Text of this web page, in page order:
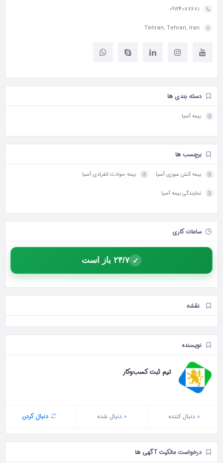
09124087681
Tehran, Tehran, Iran
دسته بندی ها
بیمه آسیا
برچسب ها
بیمه آتش سوزی آسیا بیمه حوادث انفرادی آسیا
نمایندگی بیمه آسیا
ساعات کاری
✓ ۲۴/۷ باز است
نقشه
نویسنده
تیم ثبت کسب‌وکار
0 دنبال‌ کننده 0 دنبال شده دنبال کردن
درخواست مالکیت آگهی ها